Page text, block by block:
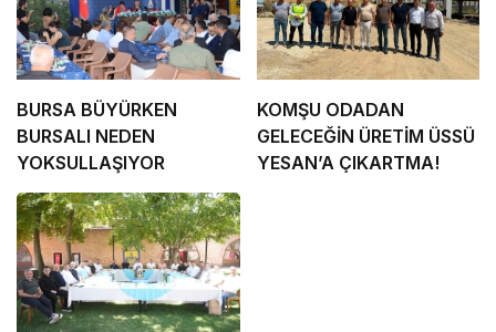
BURSA BÜYÜRKEN
BURSALI NEDEN
YOKSULLAŞIYOR
KOMŞU ODADAN
GELECEĞİN ÜRETİM ÜSSÜ
YESAN’A ÇIKARTMA!